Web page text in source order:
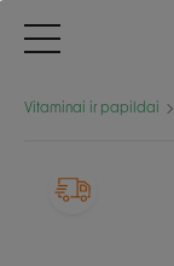
Vitaminai ir papildai